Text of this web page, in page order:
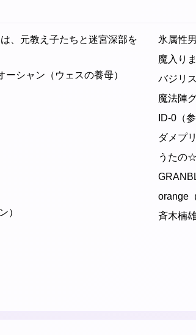
、元教え子たちと迷宮深部を
シャン（ウェスの養母）
）
氷属性
魔入り
バジリ
魔法陣
ID-0（参
ダメプ
うたの
orange
斉木楠